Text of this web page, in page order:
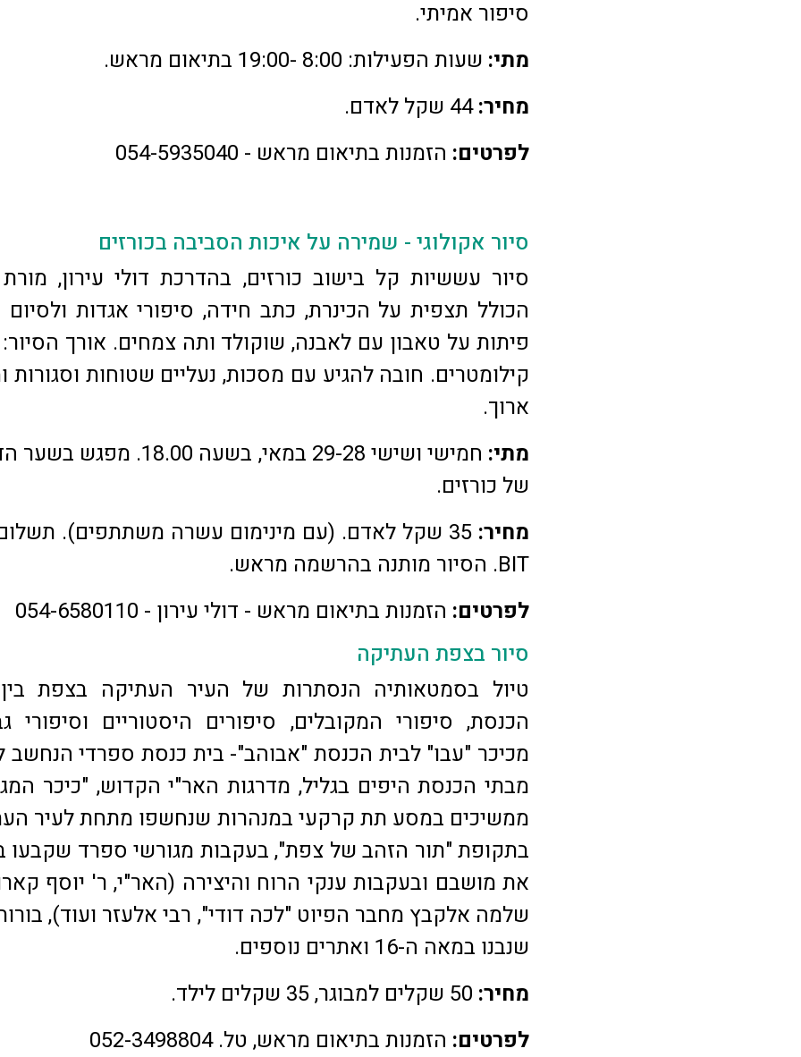
סיפור אמיתי.
מתי: שעות הפעילות: 8:00 -19:00 בתיאום מראש.
מחיר:44 שקל לאדם.
לפרטים: הזמנות בתיאום מראש - 054-5935040
סיור אקולוגי - שמירה על איכות הסביבה בכורזים
סיור עששיות קל בישוב כורזים, בהדרכת דולי עירון,
הכולל תצפית על הכינרת, כתב חידה, סיפורי אגדות
פיתות על טאבון עם לאבנה, שוקולד ותה צמחים. אורך
קילומטרים. חובה להגיע עם מסכות, נעליים שטוחות וסגורות
ארוך.
מתי:
חמישי ושישי 29-28 במאי, בשעה 18.00.
של כורזים.
מחיר:
35 שקל לאדם. (עם מינימום עשרה משתתפים).
BIT. הסיור מותנה בהרשמה מראש.
לפרטים: הזמנות בתיאום מראש - דולי עירון - 054-6580110
סיור בצפת העתיקה
טיול בסמטאותיה הנסתרות של העיר העתיקה בצפת
הכנסת, סיפורי המקובלים, סיפורים היסטוריים וסיפורי
מכיכר "עבו" לבית הכנסת "אבוהב"- בית כנסת ספרדי הנחשב
מבתי הכנסת היפים בגליל, מדרגות האר"י הקדוש, "כיכר
ממשיכים במסע תת קרקעי במנהרות שנחשפו מתחת לעיר
בתקופת "תור הזהב של צפת", בעקבות מגורשי ספרד שקבעו
את מושבם ובעקבות ענקי הרוח והיצירה (האר"י, ר' יוסף
שלמה אלקבץ מחבר הפיוט "לכה דודי", רבי אלעזר ועוד),
שנבנו במאה ה-16 ואתרים נוספים.
מחיר:
לפרטים: הזמנות בתיאום מראש, טל. 052-3498804